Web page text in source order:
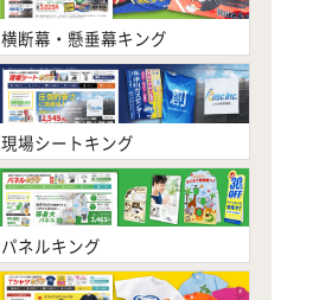
横断幕・懸垂幕キング
現場シートキング
パネルキング